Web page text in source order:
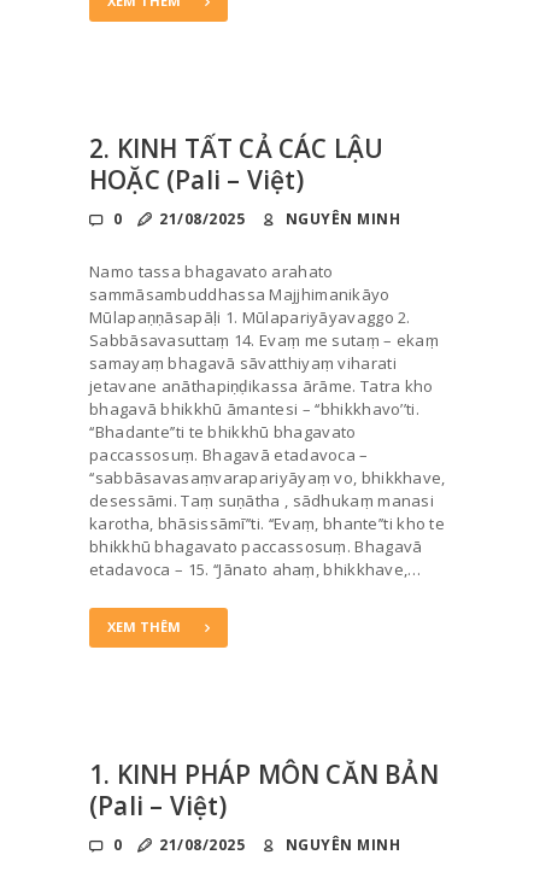
2. KINH TẤT CẢ CÁC LẬU
HOẶC (Pali – Việt)
0 21/08/2025 NGUYÊN MINH
Namo tassa bhagavato arahato
sammāsambuddhassa Majjhimanikāyo
Mūlapaṇṇāsapāḷi 1. Mūlapariyāyavaggo 2.
Sabbāsavasuttaṃ 14. Evaṃ me sutaṃ – ekaṃ
samayaṃ bhagavā sāvatthiyaṃ viharati
jetavane anāthapiṇḍikassa ārāme. Tatra kho
bhagavā bhikkhū āmantesi – ‘‘bhikkhavo’’ti.
‘‘Bhadante’’ti te bhikkhū bhagavato
paccassosuṃ. Bhagavā etadavoca –
‘‘sabbāsavasaṃvarapariyāyaṃ vo, bhikkhave,
desessāmi. Taṃ suṇātha , sādhukaṃ manasi
karotha, bhāsissāmī’’ti. ‘‘Evaṃ, bhante’’ti kho te
bhikkhū bhagavato paccassosuṃ. Bhagavā
etadavoca – 15. ‘‘Jānato ahaṃ, bhikkhave,…
XEM THÊM
1. KINH PHÁP MÔN CĂN BẢN
(Pali – Việt)
0 21/08/2025 NGUYÊN MINH